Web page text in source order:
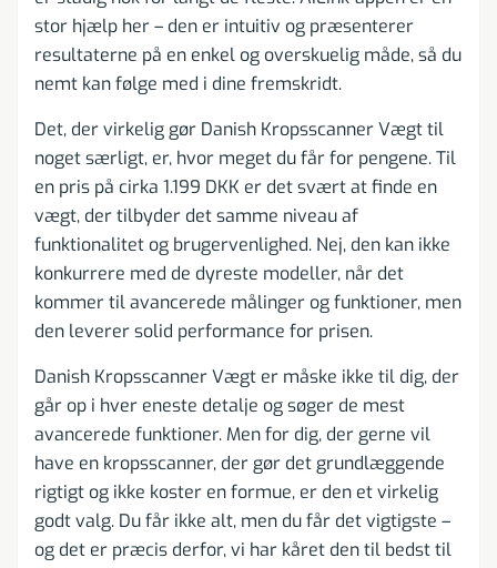
stor hjælp her – den er intuitiv og præsenterer
resultaterne på en enkel og overskuelig måde, så du
nemt kan følge med i dine fremskridt.
Det, der virkelig gør Danish Kropsscanner Vægt til
noget særligt, er, hvor meget du får for pengene. Til
en pris på cirka 1.199 DKK er det svært at finde en
vægt, der tilbyder det samme niveau af
funktionalitet og brugervenlighed. Nej, den kan ikke
konkurrere med de dyreste modeller, når det
kommer til avancerede målinger og funktioner, men
den leverer solid performance for prisen.
Danish Kropsscanner Vægt er måske ikke til dig, der
går op i hver eneste detalje og søger de mest
avancerede funktioner. Men for dig, der gerne vil
have en kropsscanner, der gør det grundlæggende
rigtigt og ikke koster en formue, er den et virkelig
godt valg. Du får ikke alt, men du får det vigtigste –
og det er præcis derfor, vi har kåret den til bedst til